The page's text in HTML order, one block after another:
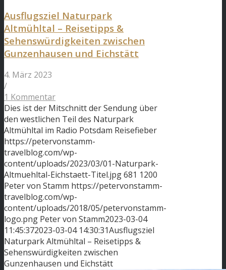
Ausflugsziel Naturpark
Altmühltal – Reisetipps &
Sehenswürdigkeiten zwischen
Gunzenhausen und Eichstätt
4. März 2023
/
1 Kommentar
Dies ist der Mitschnitt der Sendung über
den westlichen Teil des Naturpark
Altmühltal im Radio Potsdam Reisefieber
https://petervonstamm-
travelblog.com/wp-
content/uploads/2023/03/01-Naturpark-
Altmuehltal-Eichstaett-Titel.jpg681 1200
Peter von Stamm https://petervonstamm-
travelblog.com/wp-
content/uploads/2018/05/petervonstamm-
logo.png Peter von Stamm2023-03-04
11:45:372023-03-04 14:30:31Ausflugsziel
Naturpark Altmühltal – Reisetipps &
Sehenswürdigkeiten zwischen
Gunzenhausen und Eichstätt